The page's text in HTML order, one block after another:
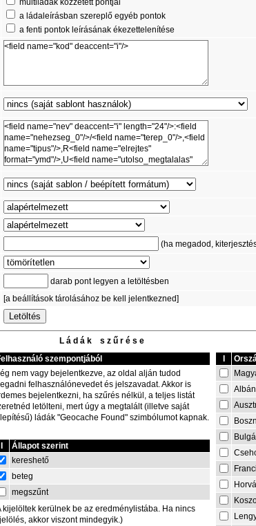
multiládák közzétett pontjai
a ládaleírásban szereplő egyéb pontok
a fenti pontok leírásának ékezettelenítése
(ha megadod,
darab pont legyen a letöltésben
[a beállítások tárolásához be kell jelentkezned]
L á d á k s z ű r é s e
szempontjából
nem vagy bejelentkezve, az oldal alján tudod
felhasználónevedet és jelszavadat. Akkor is
bejelentkezni, ha szűrés nélkül, a teljes listát
letölteni, mert úgy a megtalált (illetve saját
ládák "Geocache Found" szimbólumot kapnak.
Állapot szerint
kereshető
beteg
megszűnt
kijelöltek kerülnek be az eredménylistába. Ha nincs
akkor viszont mindegyik.)
I